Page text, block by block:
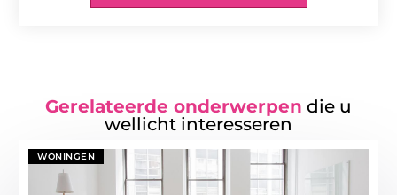
Gerelateerde onderwerpen die u
wellicht interesseren
WONINGEN